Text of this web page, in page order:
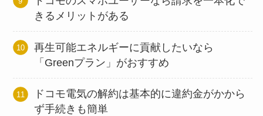
きるメリットがある
再生可能エネルギーに貢献したいなら
「Greenプラン」がおすすめ
ドコモ電気の解約は基本的に違約金がかから
ず手続きも簡単